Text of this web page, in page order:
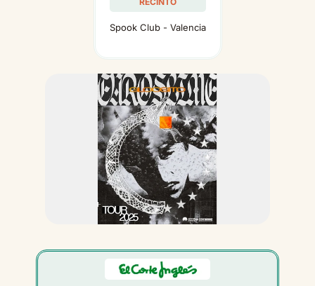
Spook Club - Valencia